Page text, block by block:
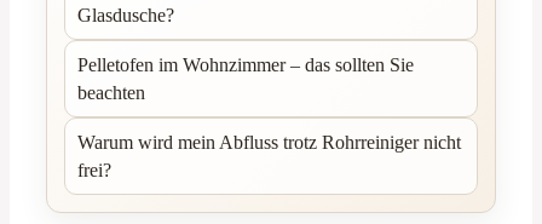
Glasdusche?
Pelletofen im Wohnzimmer – das sollten Sie
beachten
Warum wird mein Abfluss trotz Rohrreiniger nicht
frei?